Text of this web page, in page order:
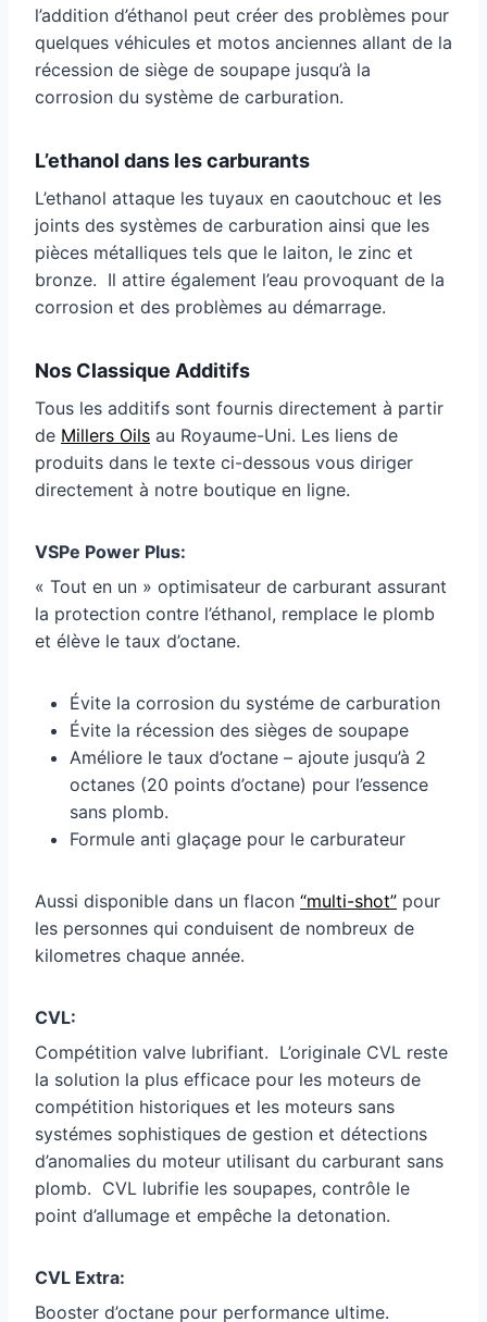
l’addition d’éthanol peut créer des problèmes pour
quelques véhicules et motos anciennes allant de la
récession de siège de soupape jusqu’à la
corrosion du système de carburation.
L’ethanol dans les carburants
L’ethanol attaque les tuyaux en caoutchouc et les
joints des systèmes de carburation ainsi que les
pièces métalliques tels que le laiton, le zinc et
bronze. Il attire également l’eau provoquant de la
corrosion et des problèmes au démarrage.
Nos Classique Additifs
Tous les additifs sont fournis directement à partir
de Millers Oils au Royaume-Uni. Les liens de
produits dans le texte ci-dessous vous diriger
directement à notre boutique en ligne.
VSPe Power Plus:
« Tout en un » optimisateur de carburant assurant
la protection contre l’éthanol, remplace le plomb
et élève le taux d’octane.
Évite la corrosion du systéme de carburation
Évite la récession des sièges de soupape
Améliore le taux d’octane – ajoute jusqu’à 2
octanes (20 points d’octane) pour l’essence
sans plomb.
Formule anti glaçage pour le carburateur
Aussi disponible dans un flacon “multi-shot” pour
les personnes qui conduisent de nombreux de
kilometres chaque année.
CVL:
Compétition valve lubrifiant. L’originale CVL reste
la solution la plus efficace pour les moteurs de
compétition historiques et les moteurs sans
systémes sophistiques de gestion et détections
d’anomalies du moteur utilisant du carburant sans
plomb. CVL lubrifie les soupapes, contrôle le
point d’allumage et empêche la detonation.
CVL Extra:
Booster d’octane pour performance ultime.